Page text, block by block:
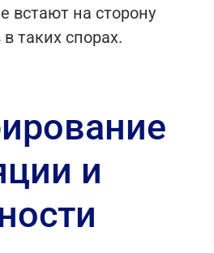
встают на сторону
таких спорах.
и